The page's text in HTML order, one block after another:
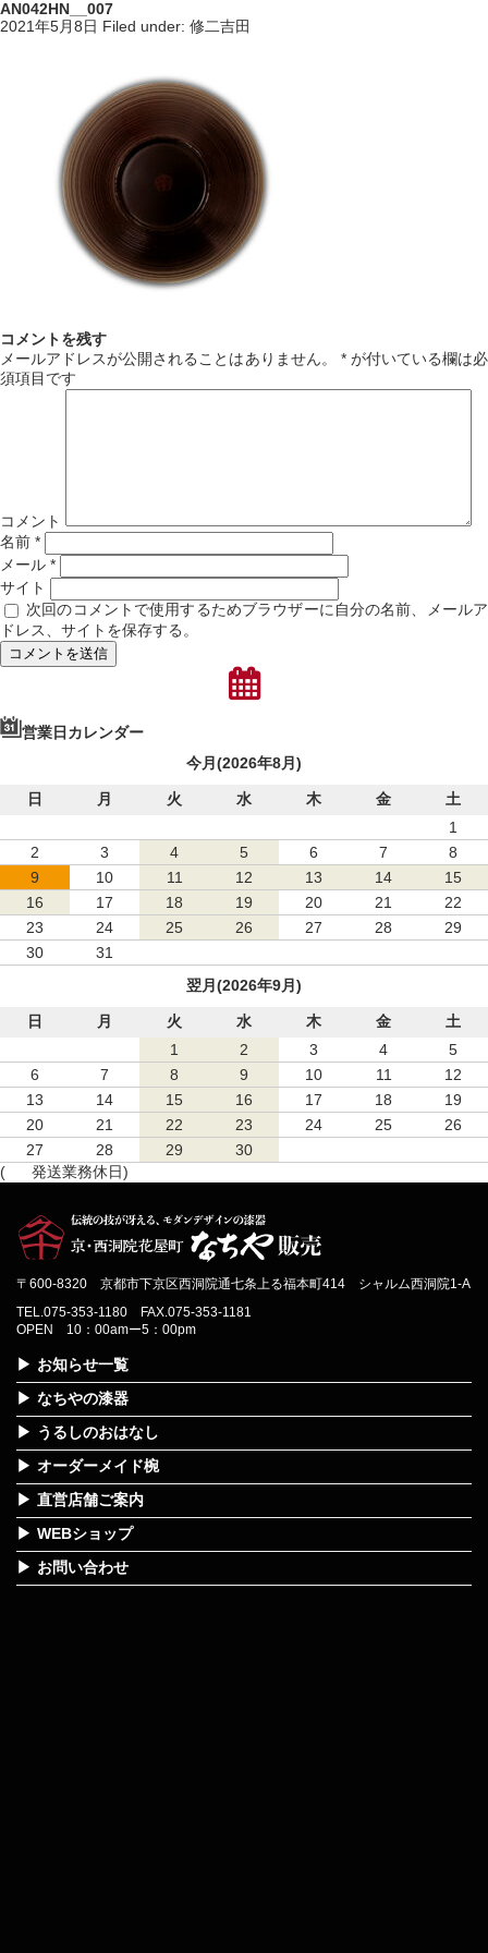
AN042HN__007
2021年5月8日 Filed under: 修二吉田
コメントを残す
メールアドレスが公開されることはありません。
*が付いている欄は必
須項目です
コメント
名前 *
メール *
サイト
次回のコメントで使用するためブラウザーに自分の名前、メールア
ドレス、サイトを保存する。
営業日カレンダー
今月(2026年8月)
日 月 火 水 木 金
土
1
2
3 4 5 6 7
8
9
10 11 12 13 14
15
16
17 18 19 20 21
22
23
24 25 26 27 28
29
30
31
翌月(2026年9月)
日 月 火 水 木 金
土
1
2 3 4
5
6
7 8 9 10 11
12
13
14 15 16 17 18
19
20
21 22 23 24 25
26
27
28 29
30
(
発送業務休日)
〒600-8320 京都市下京区西洞院通七条上る福本町414 シャルム西洞院1-A
TEL.075-353-1180 FAX.075-353-1181
OPEN 10：00amー5：00pm
お知らせ一覧
なちやの漆器
うるしのおはなし
オーダーメイド椀
直営店舗ご案内
WEBショップ
お問い合わせ